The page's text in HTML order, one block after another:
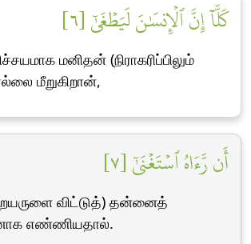
كَلَّآ إِنَّ ٱلۡإِنسَٰنَ لَيَطۡغَىٰٓ [٦]
மனிதன் (நிராகரிப்பிலும்
மீறுகிறான்,
أَن رَّءَاهُ ٱسۡتَغۡنَىٰٓ [٧]
விட்டுத்) தன்னைத்
எண்ணியதால்.